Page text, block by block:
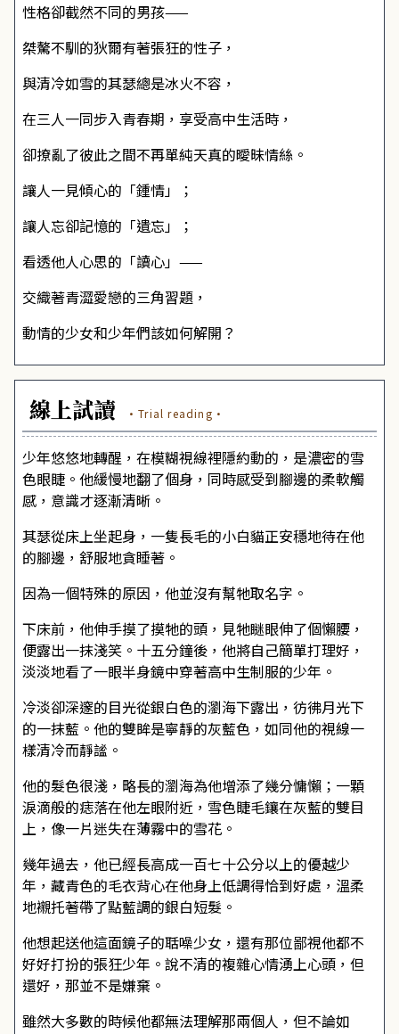
性格卻截然不同的男孩——
桀驁不馴的狄爾有著張狂的性子，
與清冷如雪的其瑟總是冰火不容，
在三人一同步入青春期，享受高中生活時，
卻撩亂了彼此之間不再單純天真的曖昧情絲。
讓人一見傾心的「鍾情」；
讓人忘卻記憶的「遺忘」；
看透他人心思的「讀心」——
交織著青澀愛戀的三角習題，
動情的少女和少年們該如何解開？
線上試讀 ·Trial reading·
少年悠悠地轉醒，在模糊視線裡隱約動的，是濃密的雪
色眼睫。他緩慢地翻了個身，同時感受到腳邊的柔軟觸
感，意識才逐漸清晰。
其瑟從床上坐起身，一隻長毛的小白貓正安穩地待在他
的腳邊，舒服地貪睡著。
因為一個特殊的原因，他並沒有幫牠取名字。
下床前，他伸手摸了摸牠的頭，見牠瞇眼伸了個懶腰，
便露出一抹淺笑。十五分鐘後，他將自己簡單打理好，
淡淡地看了一眼半身鏡中穿著高中生制服的少年。
冷淡卻深邃的目光從銀白色的瀏海下露出，彷彿月光下
的一抹藍。他的雙眸是寧靜的灰藍色，如同他的視線一
樣清冷而靜謐。
他的髮色很淺，略長的瀏海為他增添了幾分慵懶；一顆
淚滴般的痣落在他左眼附近，雪色睫毛鑲在灰藍的雙目
上，像一片迷失在薄霧中的雪花。
幾年過去，他已經長高成一百七十公分以上的優越少
年，藏青色的毛衣背心在他身上低調得恰到好處，溫柔
地襯托著帶了點藍調的銀白短髮。
他想起送他這面鏡子的聒噪少女，還有那位鄙視他都不
好好打扮的張狂少年。說不清的複雜心情湧上心頭，但
還好，那並不是嫌棄。
雖然大多數的時候他都無法理解那兩個人，但不論如